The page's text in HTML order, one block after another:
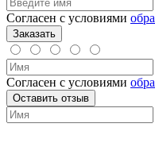
Согласен с условиями
Согласен с условиями